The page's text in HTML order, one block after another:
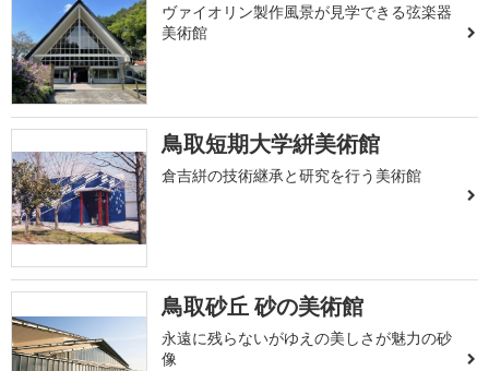
ヴァイオリン製作風景が見学できる弦楽器
美術館
鳥取短期大学絣美術館
倉吉絣の技術継承と研究を行う美術館
鳥取砂丘 砂の美術館
永遠に残らないがゆえの美しさが魅力の砂
像